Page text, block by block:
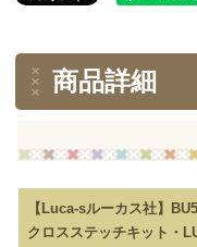
商品詳細
【Luca-sルーカス社】
クロスステッチキット・